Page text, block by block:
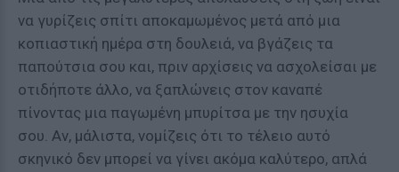
να γυρίζεις σπίτι αποκαμωμένος μετά από μια
κοπιαστική ημέρα στη δουλειά, να βγάζεις τα
παπούτσια σου και, πριν αρχίσεις να ασχολείσαι με
οτιδήποτε άλλο, να ξαπλώνεις στον καναπέ
πίνοντας μια παγωμένη μπυρίτσα με την ησυχία
σου. Αν, μάλιστα, νομίζεις ότι το τέλειο αυτό
σκηνικό δεν μπορεί να γίνει ακόμα καλύτερο, απλά